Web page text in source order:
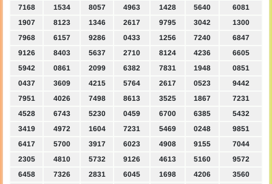
7168
1534 8057 4963 1428 5640
6081
1907
8123 1346 2617 9795 3042
1300
7968
6157 9286 0433 1256 7240
6847
9126
8403 5637 2710 8124 4236
6605
5942
0861 2099 6382 7831 1948
0851
0437
3609 4215 5764 2617 0523
9442
7951
4026 7498 8613 3525 1867
7231
4528
6743 5230 0459 6700 6385
5432
3419
4972 1604 7231 5469 0248
9851
6417
5700 3917 6023 4908 9155
7044
2305
4810 5732 9126 4613 5160
9572
6458
7326 2831 6045 1698 4206
3560